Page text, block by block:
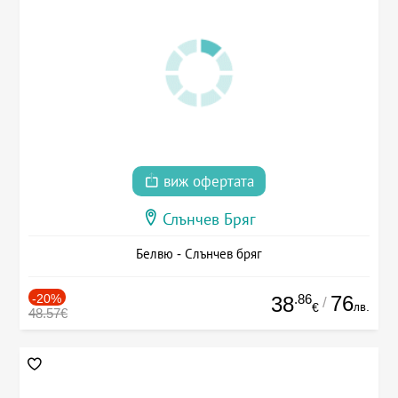
виж офертата
Слънчев Бряг
Белвю - Слънчев бряг
-20%
48.57€ 38.86
€ / 76лв.